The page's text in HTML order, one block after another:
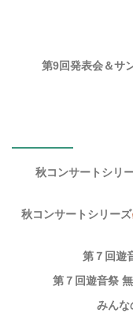
第9回発表会＆サ
秋コンサートシリ
秋コンサートシリーズ
第７回遊
第７回遊音祭
みん